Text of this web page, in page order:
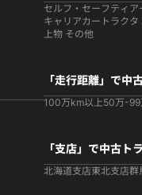
セルフ・セーフティ ア
キャリアカー トラクタ
上物 その他
「走行距離」で中
100万km以上50万-
「支店」で中古ト
北海道支店東北支店群